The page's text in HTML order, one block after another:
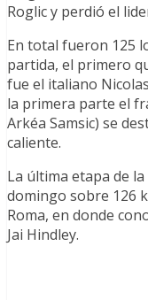
Roglic y perdió el
En total fueron 125
partida, el primero
fue el italiano
la primera parte el
Arkéa Samsic) se
caliente.
La última etapa de
domingo sobre 126
Roma, en donde
Jai Hindley.